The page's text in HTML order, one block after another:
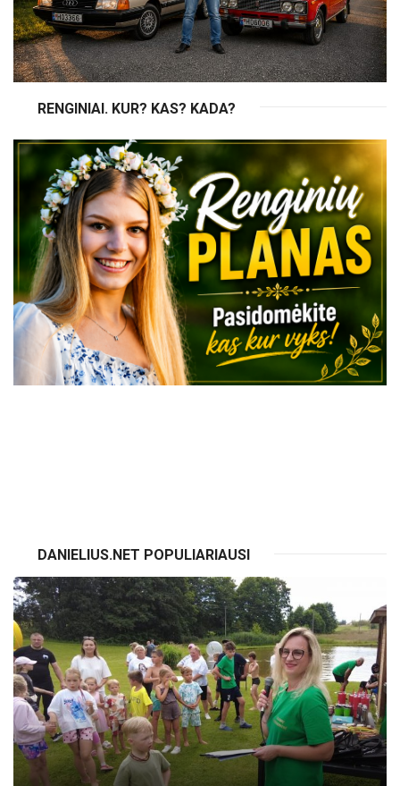
RENGINIAI. KUR? KAS? KADA?
DANIELIUS.NET POPULIARIAUSI